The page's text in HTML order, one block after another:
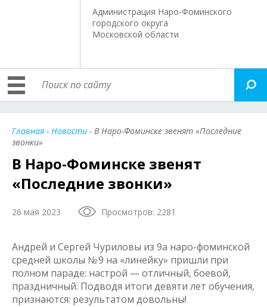
Администрация Наро-Фоминского
городского округа
Московской области
Главная - Новости - В Наро-Фоминске звенят «Последние
звонки»
В Наро-Фоминске звенят
«Последние звонки»
26 мая 2023 Просмотров: 2281
Андрей и Сергей Чуриловы из 9а наро-фоминской
средней школы № 9 на «линейку» пришли при
полном параде: настрой — отличный, боевой,
праздничный. Подводя итоги девяти лет обучения,
признаются: результатом довольны!